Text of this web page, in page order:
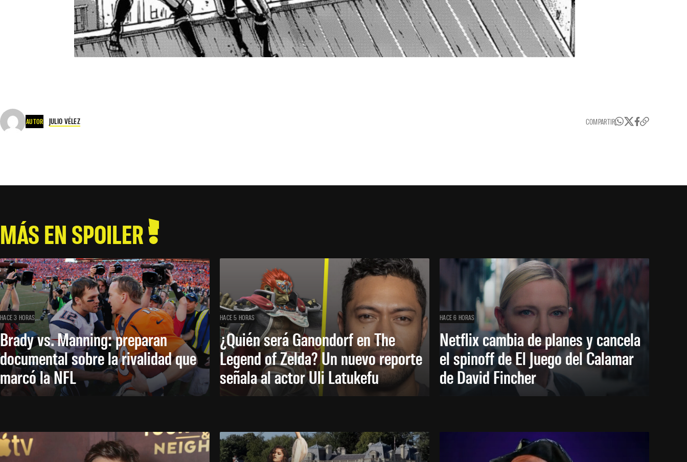
AUTOR JULIO VÉLEZ COMPARTIR
MÁS EN SPOILER
HACE 3 HORAS
Brady vs. Manning: preparan
documental sobre la rivalidad que
marcó la NFL
HACE 5 HORAS
¿Quién será Ganondorf en The
Legend of Zelda? Un nuevo reporte
señala al actor Uli Latukefu
HACE 6 HORAS
Netflix cambia de planes y cancela
el spinoff de El Juego del Calamar
de David Fincher